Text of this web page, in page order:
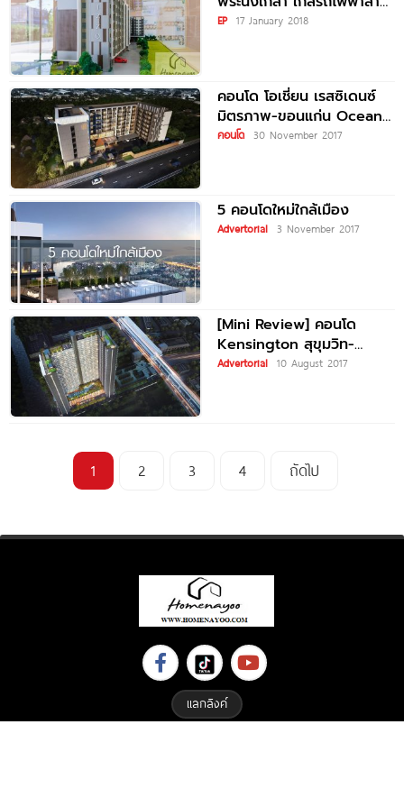
สีม่วง เริ่มต้นเพียง
EP 17 January 2018
คอนโด โอเชี่ยน เรสซิเดนซ์
มิตรภาพ-ขอนแก่น Ocean
Residence Mittraphap-
คอนโด 30 November 2017
5 คอนโดใหม่ใกล้เมือง
Advertorial 3 November 2017
[Mini Review] คอนโด
Kensington สุขุมวิท-
เทพารักษ์ พร้อมสรุปจุดเด่น
Advertorial 10 August 2017
1 2 3 4 ถัดไป
แลกลิงค์